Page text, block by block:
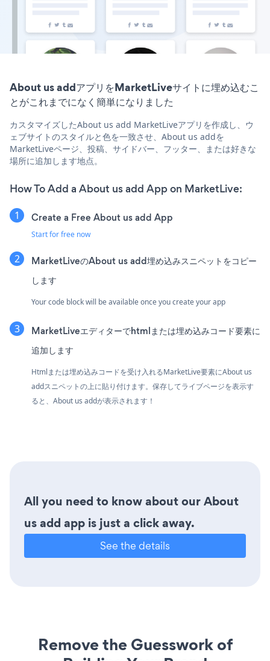
About us addアプリをMarketLiveサイトに埋め込むこ
とがこれまでになく簡単になりました
カスタマイズしたAbout us add MarketLiveアプリを作成し、ウ
ェブサイトのスタイルと色を一致させ、About us addを
MarketLiveページ、投稿、サイドバー、フッター、または好きな
場所に追加します地点。
How To Add a About us add App on MarketLive:
Create a Free About us add App
Start for free now
MarketLiveのAbout us add埋め込みスニペットをコピー
します
Your code block will be available once you create your app
MarketLiveエディターでhtmlまたは埋め込みコード要素に
追加します
Htmlまたは埋め込みコードを受け入れるMarketLive要素にAbout us
addスニペットの上に貼り付けます。保存してライブページを表示す
ると、About us addが表示されます！
All you need to know about our About
us add app is just a click away.
See the details
Remove the Guesswork of